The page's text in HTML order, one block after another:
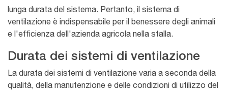
lunga durata del sistema. Pertanto, il sistema di
ventilazione è indispensabile per il benessere degli animali
e l'efficienza dell'azienda agricola nella stalla.
Durata dei sistemi di ventilazione
La durata dei sistemi di ventilazione varia a seconda della
qualità, della manutenzione e delle condizioni di utilizzo del